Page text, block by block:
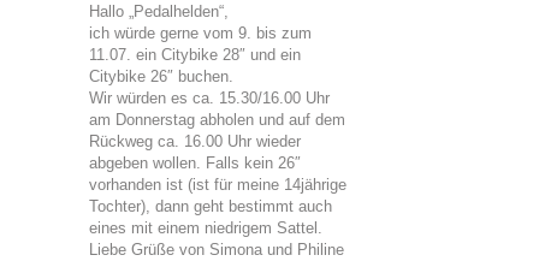
Hallo „Pedalhelden“,
ich würde gerne vom 9. bis zum
11.07. ein Citybike 28″ und ein
Citybike 26″ buchen.
Wir würden es ca. 15.30/16.00 Uhr
am Donnerstag abholen und auf dem
Rückweg ca. 16.00 Uhr wieder
abgeben wollen. Falls kein 26″
vorhanden ist (ist für meine 14jährige
Tochter), dann geht bestimmt auch
eines mit einem niedrigem Sattel.
Liebe Grüße von Simona und Philine